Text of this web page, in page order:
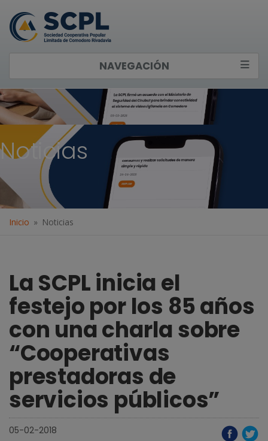
NAVEGACIÓN
Noticias
Inicio Noticias
La SCPL inicia el
festejo por los 85 años
con una charla sobre
“Cooperativas
prestadoras de
servicios públicos”
05-02-2018